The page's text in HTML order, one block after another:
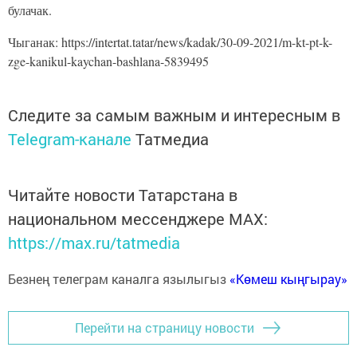
булачак.
Чыганак: https://intertat.tatar/news/kadak/30-09-2021/m-kt-pt-k-
zge-kanikul-kaychan-bashlana-5839495
Следите за самым важным и интересным в
Telegram-канале Татмедиа
Читайте новости Татарстана в
национальном мессенджере MАХ:
https://max.ru/tatmedia
Безнең телеграм каналга язылыгыз «Көмеш кыңгырау»
Перейти на страницу новости